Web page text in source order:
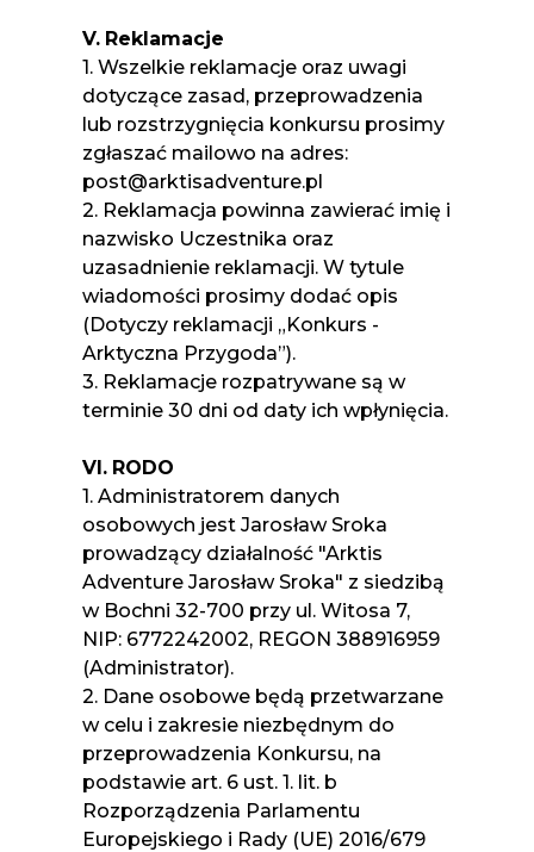
V. Reklamacje
1. Wszelkie reklamacje oraz uwagi
dotyczące zasad, przeprowadzenia
lub rozstrzygnięcia konkursu prosimy
zgłaszać mailowo na adres:
post@arktisadventure.pl
2. Reklamacja powinna zawierać imię i
nazwisko Uczestnika oraz
uzasadnienie reklamacji. W tytule
wiadomości prosimy dodać opis
(Dotyczy reklamacji „Konkurs -
Arktyczna Przygoda”).
3. Reklamacje rozpatrywane są w
terminie 30 dni od daty ich wpłynięcia.
VI. RODO
1. Administratorem danych
osobowych jest Jarosław Sroka
prowadzący działalność "Arktis
Adventure Jarosław Sroka" z siedzibą
w Bochni 32-700 przy ul. Witosa 7,
NIP: 6772242002, REGON 388916959
(Administrator).
2. Dane osobowe będą przetwarzane
w celu i zakresie niezbędnym do
przeprowadzenia Konkursu, na
podstawie art. 6 ust. 1. lit. b
Rozporządzenia Parlamentu
Europejskiego i Rady (UE) 2016/679